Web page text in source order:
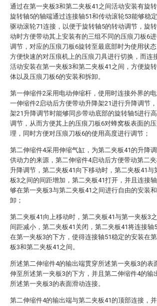
通过在第一夹板3和第二夹板41之间活动安装有旋转
旋转轴5的轴端通过连接轴51和传动滚轮53能够稳
驱动滚轮71连接，以便于旋转轴5的转动调节，旋
动时方便带动其上安装有的三组不同的压痕刀板6
调节，对应的压痕刀板6旋转至最底部时为使用状
方便快速的对压痕机上的压痕刀具进行切换，而连
活动安装在第一夹板3和第二夹板41之间，方便旋
体以及压痕刀板6的安装和拆卸。
第一伸缩件2采用电动伸缩杆，使用时连接外界的
一伸缩件2启动后方便带动升降架21进行升降调节
架21升降调节时能够同步带动底部的旋转轴5进行
调节，从而方便其上的压痕刀板6对蜂窝板表面的
理，同时方便对压痕刀板6的使用高度进行调节；
第二伸缩件4采用伸缩气缸，为第二夹板41的升降
供动力的来源，第二伸缩件4启动后方便带动第二夹
升降调节，第二夹板41向下移动时，第二夹板41与
板3之间的间距增加，第二夹板41打开，并且连接
够在第一夹板3与第二夹板41之间进行自由的安装
卸；
第二夹板41向上移动时，第二夹板41与第一夹板3
间距减小，第二夹板41关闭，第二夹板41将连接轴
在第一夹板3的下方，使得连接轴51稳定的安装在
板3和第二夹板41之间。
所述第二伸缩件4的输出端贯穿所述第一夹板3的表
伸至所述第一夹板3的下方，并且第二伸缩件4的输
所述第一夹板3的表面滑动连接。
第二伸缩件4的输出端与第二夹板41的顶部连接，